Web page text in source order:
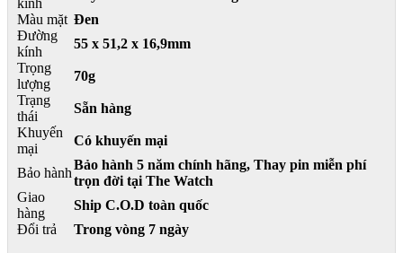
kính
Màu mặt Đen
Đường
kính
55 x 51,2 x 16,9mm
Trọng
lượng
70g
Trạng
thái
Sẵn hàng
Khuyến
mại
Có khuyến mại
Bảo hành
Bảo hành 5 năm chính hãng, Thay pin miễn phí
trọn đời tại The Watch
Giao
hàng
Ship C.O.D toàn quốc
Đổi trả
Trong vòng 7 ngày